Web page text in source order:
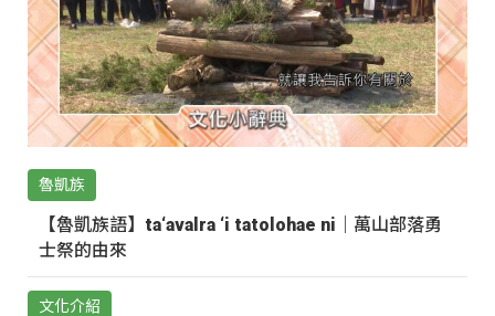
魯凱族
【魯凱族語】ta‘avalra ‘i tatolohae ni｜萬山部落勇
士祭的由來
文化介紹